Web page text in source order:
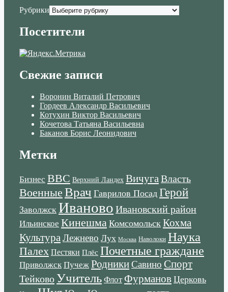
Рубрики
Посетители
Свежие записи
Воронин Виталий Петрович
Гордеев Александр Васильевич
Котухин Виктор Васильевич
Кочетова Татьяна Васильевна
Баканов Борис Леонидович
Метки
Бизнес ВВС Верхний Ландех ВичугаВласть
Военные Врач Гаврилов Посад Герой
Заволжск Иваново Ивановский район
Ильинское Кинешма Комсомольск Кохма
Культура Лежнево Лух Москва Наволоки Наука
Палех Пестяки Плёс Почетные граждане
Приволжск Пучеж РодникиСавино Спорт
ТейковоУчитель Флот Фурманов Церковь